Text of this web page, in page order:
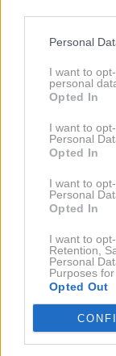
Personal
I want to
personal
Opted In
I want to
Personal
Opted In
I want to
Personal
Opted In
I want to
Retention,
Personal
Purposes
Opted Out
predstavil
velik in izjemen
David Amaro
združi z
mnoge
pustile
David
postal